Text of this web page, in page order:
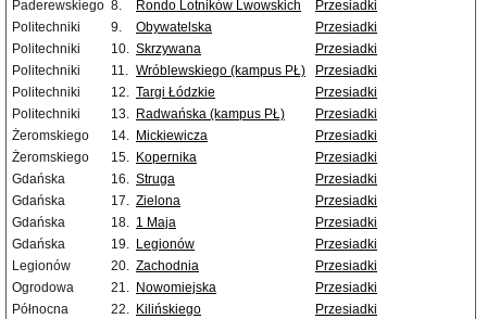
Paderewskiego 8. Rondo Lotników Lwowskich
Przesiadki
Politechniki
9. Obywatelska
Przesiadki
Politechniki
10. Skrzywana
Przesiadki
Politechniki
11. Wróblewskiego (kampus PŁ)
Przesiadki
Politechniki
12. Targi Łódzkie
Przesiadki
Politechniki
13. Radwańska (kampus PŁ)
Przesiadki
Żeromskiego
14. Mickiewicza
Przesiadki
Żeromskiego
15. Kopernika
Przesiadki
Gdańska
16. Struga
Przesiadki
Gdańska
17. Zielona
Przesiadki
Gdańska
18. 1 Maja
Przesiadki
Gdańska
19. Legionów
Przesiadki
Legionów
20. Zachodnia
Przesiadki
Ogrodowa
21. Nowomiejska
Przesiadki
Północna
22. Kilińskiego
Przesiadki